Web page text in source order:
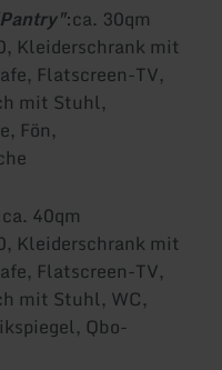
:ca. 30qm
Kleiderschrank mit
Flatscreen-TV,
mit Stuhl,
Fön,
ca. 40qm
Kleiderschrank mit
Flatscreen-TV,
mit Stuhl, WC,
Qbo-